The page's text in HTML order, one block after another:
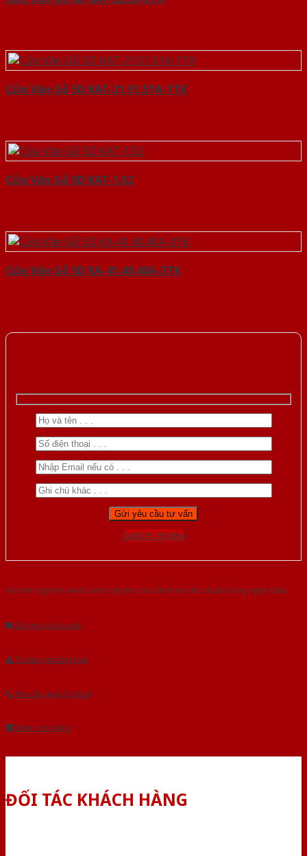
Cửa Vân Gỗ 5D KAT-21.51.51A-1TK
Cửa Vân Gỗ 5D KAT-1.52
Cửa Vân Gỗ 5D KA-41.40.40A-3TK
Gọi 0976.169.864
Với kinh nghiệm nhiêu năm nghiên cứu cửa theo tiêu chuẩn công nghệ Châu
Gửi yêu cầu tư vấn
Tải báo giá tổng hợp
Yêu cầu gọi lại (3 phút)
Dành cho đại lý
ĐỐI TÁC KHÁCH HÀNG